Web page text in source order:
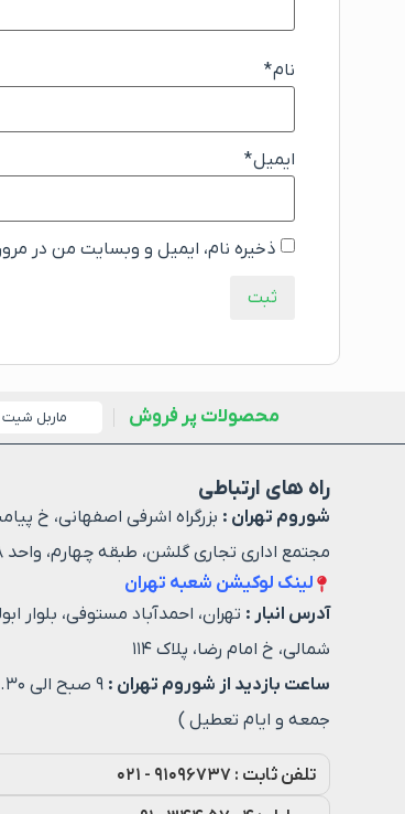
نام*
ایمیل*
ذخیره نام، ایمیل و وبسایت من در
محصولات پر فروش ماربل شیت
راه های ارتباطی
شوروم تهران : بزرگراه اشرفی اصفهانی، خ
مجتمع اداری تجاری گلشن، طبقه چهارم، واحد ۴۰۸
لینک لوکیشن شعبه تهران
آدرس انبار : تهران، احمدآباد مستوفی، بلوار
شمالی، خ امام رضا، پلاک ۱۱۴
ساعت بازدید از شوروم تهران :
جمعه و ایام تعطیل )
تلفن ثابت : ۹۱۰۹۶۷۳۷ - ۰۲۱